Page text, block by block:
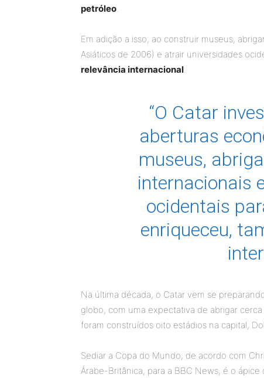
petróleo.
Em adição a isso, ao construir museus,
Asiáticos de 2006) e atrair universidades
relevância internacional.
“O Catar
aberturas
museus,
internacionais
ocidentais
enriqueceu,
Na última década, o Catar vem se
globo, com uma expectativa de abrigar
foram construídos oito estádios na capital,
Sediar a Copa do Mundo, de acordo com
Árabe-Britânica, para a BBC News, é o ápice